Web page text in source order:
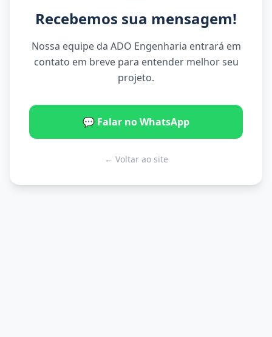
Recebemos sua mensagem!
Nossa equipe da ADO Engenharia entrará em
contato em breve para entender melhor seu
projeto.
💬 Falar no WhatsApp
← Voltar ao site